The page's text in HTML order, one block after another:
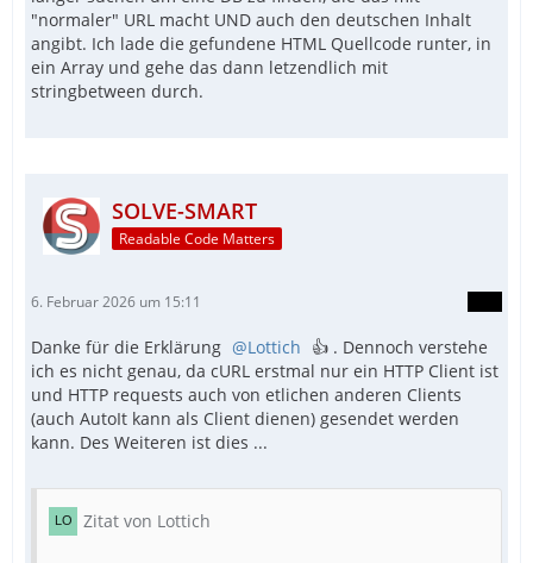
"normaler" URL macht UND auch den deutschen Inhalt
angibt. Ich lade die gefundene HTML Quellcode runter, in
ein Array und gehe das dann letzendlich mit
stringbetween durch.
SOLVE-SMART
Readable Code Matters
6. Februar 2026 um 15:11
Danke für die Erklärung Lottich 👍 . Dennoch verstehe
ich es nicht genau, da cURL erstmal nur ein HTTP Client ist
und HTTP requests auch von etlichen anderen Clients
(auch AutoIt kann als Client dienen) gesendet werden
kann. Des Weiteren ist dies ...
Zitat von Lottich